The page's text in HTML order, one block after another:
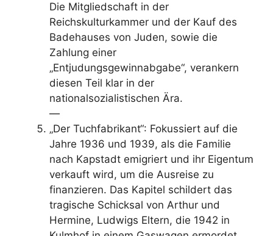
Die Mitgliedschaft in der
Reichskulturkammer und der Kauf des
Badehauses von Juden, sowie die
Zahlung einer
„Entjudungsgewinnabgabe“, verankern
diesen Teil klar in der
nationalsozialistischen Ära.
—
„Der Tuchfabrikant“: Fokussiert auf die
Jahre 1936 und 1939, als die Familie
nach Kapstadt emigriert und ihr Eigentum
verkauft wird, um die Ausreise zu
finanzieren. Das Kapitel schildert das
tragische Schicksal von Arthur und
Hermine, Ludwigs Eltern, die 1942 in